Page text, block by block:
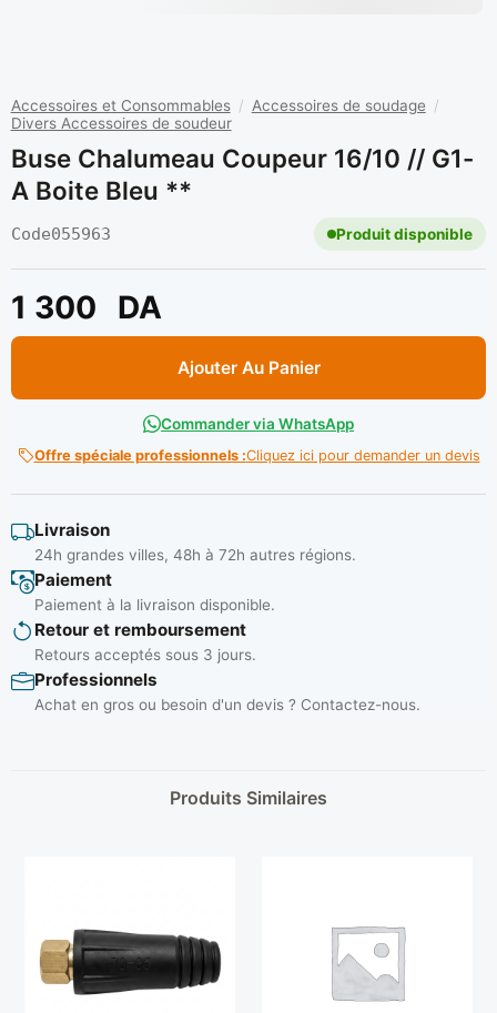
Accessoires et Consommables / Accessoires de soudage /
Divers Accessoires de soudeur
Buse Chalumeau Coupeur 16/10 // G1-
A Boite Bleu **
Code055963 Produit disponible
1 300 DA
Ajouter Au Panier
Commander via WhatsApp
Offre spéciale professionnels :Cliquez ici pour demander un devis
Livraison
24h grandes villes, 48h à 72h autres régions.
Paiement
Paiement à la livraison disponible.
Retour et remboursement
Retours acceptés sous 3 jours.
Professionnels
Achat en gros ou besoin d'un devis ? Contactez-nous.
Produits Similaires